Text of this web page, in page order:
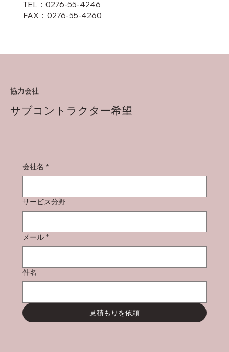
TEL：0276-55-4246
​FAX：0276-55-4260
サブコントラクター希望
協力会社
会社名 *
サービス分野
メール *
件名
見積もりを依頼